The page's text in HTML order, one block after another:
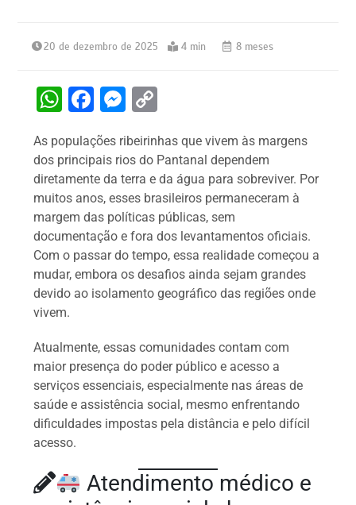
20 de dezembro de 2025 4 min 8 meses
W
at
s
A
p
p
F
c
e
b
o
o
k
M
s
s
e
n
g
er
p
y
Li
n
k
As populações ribeirinhas que vivem às margens
dos principais rios do Pantanal dependem
diretamente da terra e da água para sobreviver. Por
muitos anos, esses brasileiros permaneceram à
margem das políticas públicas, sem
documentação e fora dos levantamentos oficiais.
Com o passar do tempo, essa realidade começou a
mudar, embora os desafios ainda sejam grandes
devido ao isolamento geográfico das regiões onde
vivem.
Atualmente, essas comunidades contam com
maior presença do poder público e acesso a
serviços essenciais, especialmente nas áreas de
saúde e assistência social, mesmo enfrentando
dificuldades impostas pela distância e pelo difícil
acesso.
Atendimento médico e